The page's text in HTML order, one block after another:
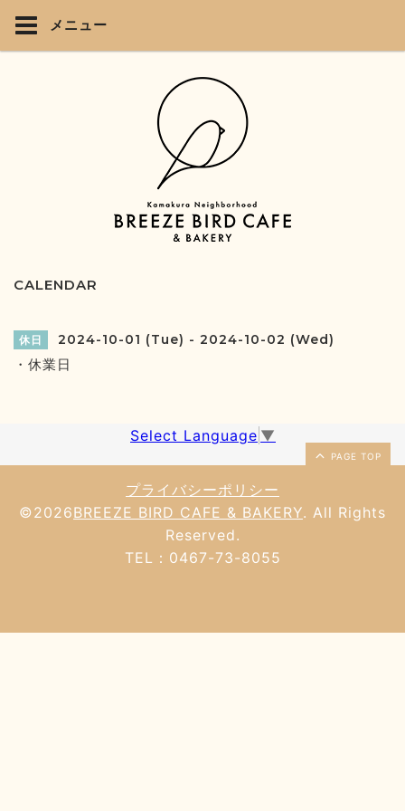
メニュー
CALENDAR
休日 2024-10-01 (Tue) - 2024-10-02 (Wed)
・休業日
Select Language ▼
PAGE TOP
プライバシーポリシー
©2026BREEZE BIRD CAFE & BAKERY. All Rights
Reserved.
TEL：0467-73-8055